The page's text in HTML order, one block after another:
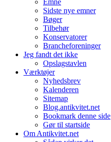
Emne
Sidste nye emner
Bøger
Tilbehør
Konservatorer
Brancheforeninger
Jeg fandt det ikke
Opslagstavlen
Værktøjer
Nyhedsbrev
Kalenderen
Sitemap
Blog.antikvitet.net
Bookmark denne side
Gør til startside
Om Antikvitet.net